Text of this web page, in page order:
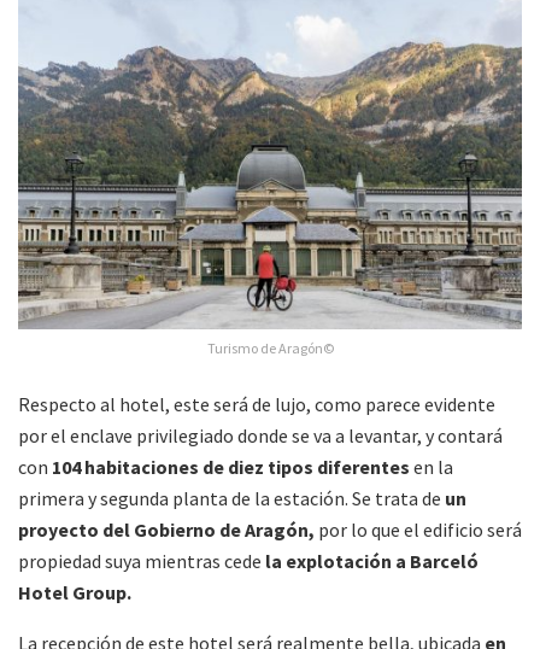
Turismo de Aragón©
Respecto al hotel, este será de lujo, como parece evidente
por el enclave privilegiado donde se va a levantar, y contará
con 104 habitaciones de diez tipos diferentes en la
primera y segunda planta de la estación. Se trata de un
proyecto del Gobierno de Aragón, por lo que el edificio será
propiedad suya mientras cede la explotación a Barceló
Hotel Group.
La recepción de este hotel será realmente bella, ubicada en